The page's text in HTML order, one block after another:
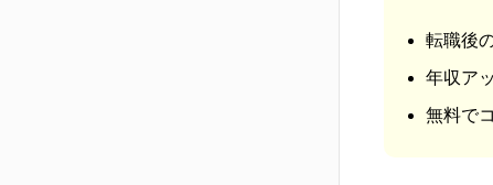
転職後
年収ア
無料で